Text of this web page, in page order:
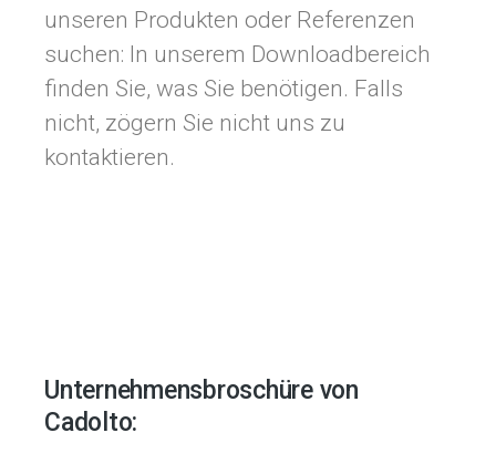
unseren Produkten oder Referenzen
suchen: In unserem Downloadbereich
finden Sie, was Sie benötigen. Falls
nicht, zögern Sie nicht uns zu
kontaktieren.
Unternehmensbroschüre von
Cadolto: